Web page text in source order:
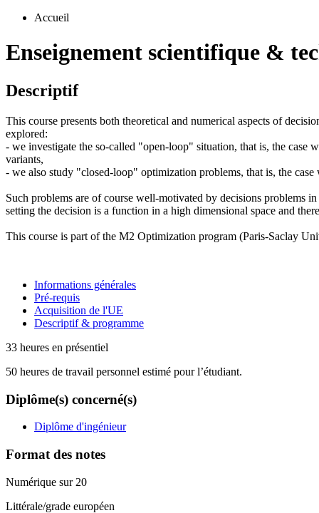
Accueil
Enseignement scientifique &
Descriptif
This course presents both theoretical and numerical aspects of
explored:
- we investigate the so-called "open-loop" situation, that is, the case
variants,
- we also study "closed-loop" optimization problems, that is, the
Such problems are of course well-motivated by decisions problems
setting the decision is a function in a high dimensional space and
This course is part of the M2 Optimization program (Paris-Saclay
Informations générales
Pré-requis
Acquisition de l'UE
Descriptif & programme
33 heures en présentiel
50 heures de travail personnel estimé pour l’étudiant.
Diplôme(s) concerné(s)
Diplôme d'ingénieur
Format des notes
Numérique sur 20
Littérale/grade européen